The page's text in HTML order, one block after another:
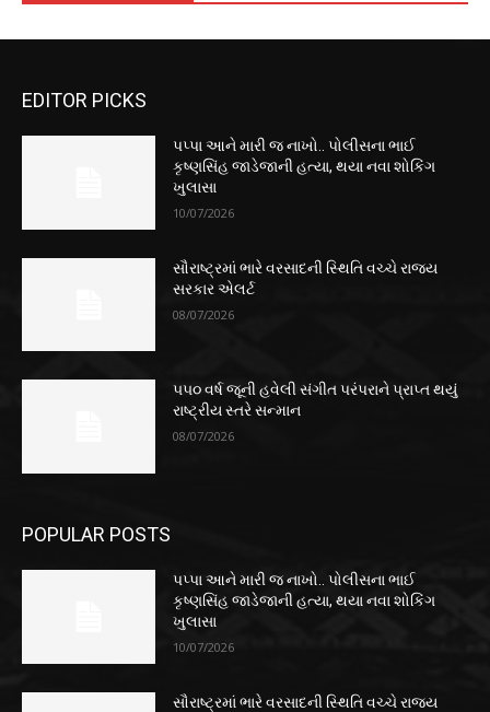
EDITOR PICKS
પપ્પા આને મારી જ નાખો.. પોલીસના ભાઈ
કૃષ્ણસિંહ જાડેજાની હત્યા, થયા નવા શોકિંગ
ખુલાસા
10/07/2026
સૌરાષ્ટ્રમાં ભારે વરસાદની સ્થિતિ વચ્ચે રાજ્ય
સરકાર એલર્ટ
08/07/2026
૫૫૦ વર્ષ જૂની હવેલી સંગીત પરંપરાને પ્રાપ્ત થયું
રાષ્ટ્રીય સ્તરે સન્માન
08/07/2026
POPULAR POSTS
પપ્પા આને મારી જ નાખો.. પોલીસના ભાઈ
કૃષ્ણસિંહ જાડેજાની હત્યા, થયા નવા શોકિંગ
ખુલાસા
10/07/2026
સૌરાષ્ટ્રમાં ભારે વરસાદની સ્થિતિ વચ્ચે રાજ્ય